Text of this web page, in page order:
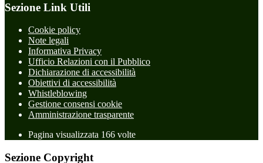
Sezione Link Utili
Cookie policy
Note legali
Informativa Privacy
Ufficio Relazioni con il Pubblico
Dichiarazione di accessibilità
Obiettivi di accessibilità
Whistleblowing
Gestione consensi cookie
Amministrazione trasparente
Pagina visualizzata 166 volte
Sezione Copyright